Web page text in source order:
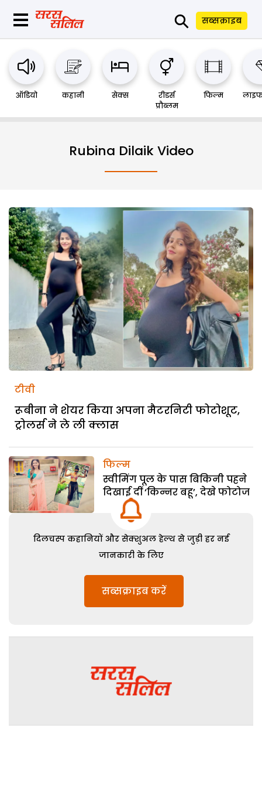
⚲ सब्सक्राइब
ऑडियो कहानी सेक्स
रीडर्स
प्रौब्लम
फिल्म
Rubina Dilaik Video
टीवी
रूबीना ने शेयर किया अपना मैटरनिटी फोटोशूट,
ट्रोलर्स ने ले ली क्लास
फिल्म
स्वीमिंग पूल के पास बिकिनी पहने
दिखाई दीं ‘किन्नर बहू’, देखे फोटोज
दिलचस्प कहानियों और सेक्शुअल हेल्थ से जुड़ी हर नई
जानकारी के लिए
सब्सक्राइब करें